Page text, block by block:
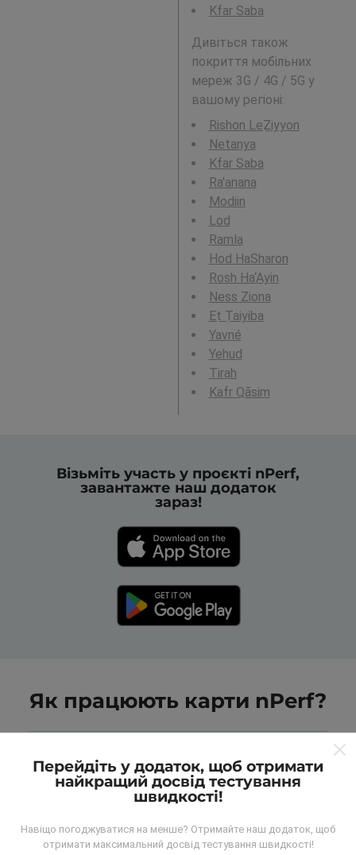
Kfar Saba
Дивіться також
покриття мобільних
мереж 3G / 4G / 5G у
вашому регіоні:
Rishon LeẔiyyon
Netanya
Kfar Saba
Ra'anana
Modiin
Lod
Ramla
Hod HaSharon
Rosh Ha‘Ayin
Ness Ziona
Eṭ Ṭaiyiba
Yavné
Yehud
Tirah
Kafr Qāsim
Візьміть участь у проєкті nPerf,
завантажте наш додаток
зараз!
Як працюють карти nPerf?
Дані збираються з тестів, проведених
Перейдіть у додаток, щоб отримати
найкращий досвід тестування
швидкості!
Навіщо погоджуватися на менше? Отримайте наш додаток, щоб
отримати максимальний досвід тестування швидкості!